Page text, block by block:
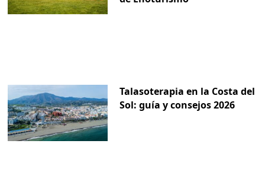
Talasoterapia en la Costa del
Sol: guía y consejos 2026